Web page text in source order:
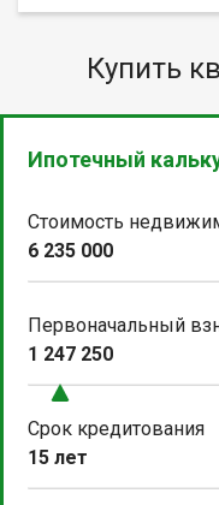
Купить
Ипотечный
Стоимость
6 235 000
Первоначальный
1 247 250
Срок кредитования
15 лет